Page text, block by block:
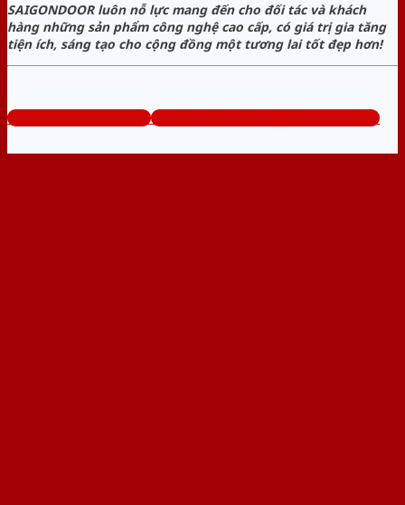
SAIGONDOOR luôn nỗ lực mang đến cho đối tác và khách
hàng những sản phẩm công nghệ cao cấp, có giá trị gia tăng
tiện ích, sáng tạo cho cộng đồng một tương lai tốt đẹp hơn!
www.bancuagodep.com Tổng đài tư vấn miễn phí: 0824.400.400